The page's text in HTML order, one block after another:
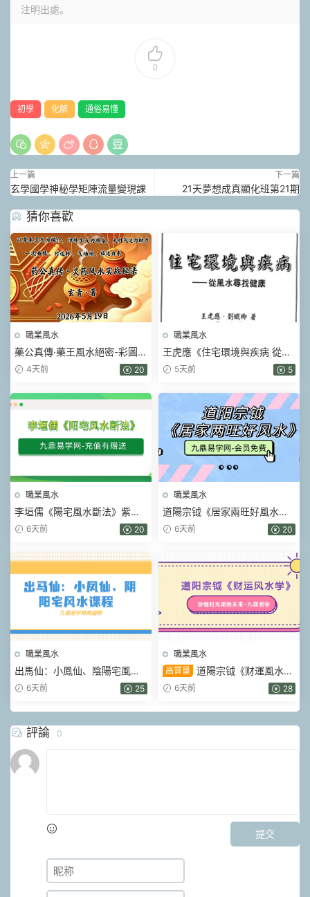
注明出處。
0
初學 化解 通俗易懂
上一篇
玄學國學神秘學矩陣流量變現課
下一篇
21天夢想成真顯化班第21期
猜你喜歡
職業風水
藥公真傳·藥王風水絕密-彩圖原
版-玄青.pdf 202頁
4天前 20
職業風水
王虎應《住宅環境與疾病 從風
水尋找健康》428頁.pdf
5天前 5
職業風水
李垣儒《陽宅風水斷法》紫玄
風水大成一實訓班9講視頻課
6天前 20
職業風水
道陽宗钺《居家兩旺好風水》
19集視頻
6天前 20
職業風水
出馬仙：小鳳仙、陰陽宅風水
課程 視頻56集+圖片筆記
6天前 25
職業風水
高質量 道陽宗钺《财運風水
學》34集視頻
6天前 28
評論 0
提交